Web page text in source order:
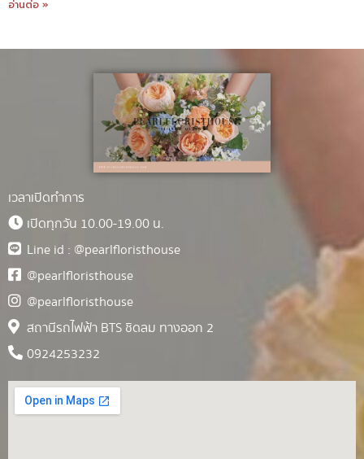
อ่านต่อ »
เวลาเปิดทำการ
เปิดทุกวัน 10.00-19.00 น.
Line id : @pearlfloristhouse
@pearlfloristhouse
@pearlfloristhouse
สถานีรถไฟฟ้า BTS ชิดลม ทางออก 2
0924253232